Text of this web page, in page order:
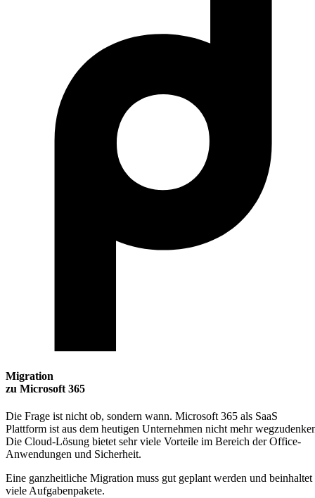
Migration
zu Microsoft 365
Die Frage ist nicht ob, sondern wann. Microsoft 365 als SaaS
Plattform ist aus dem heutigen Unternehmen nicht mehr
Die Cloud-Lösung bietet sehr viele Vorteile im Bereich der Office-
Anwendungen und Sicherheit.
Eine ganzheitliche Migration muss gut geplant werden und beinhaltet
viele Aufgabenpakete.